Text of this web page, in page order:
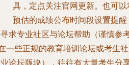
具，定点关注官网更新。也可
预估的成绩公布时间段设置提醒
求专业社区与论坛帮助（谨慎参
一些正规的教育培训论坛或考生
论坛版块），往往有大量考生分